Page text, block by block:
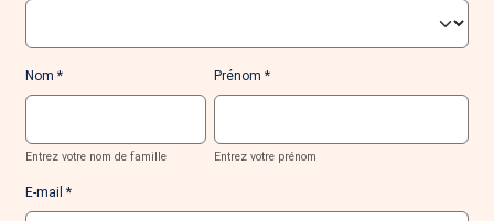
Nom
Entrez votre nom de famille
Prénom
Entrez votre prénom
E-mail